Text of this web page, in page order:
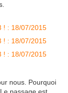
nous. Pourquoi